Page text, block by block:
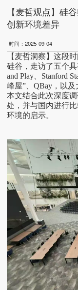
【麦哲观点】硅
创新环境差异
时间：2025-09-04
【 麦哲洞察 】 这段
硅谷，走访了五个
and Play、Stanford
峰屋”、QBay，以
本文结合此次深度
处，并与国内进行
环境的启示。